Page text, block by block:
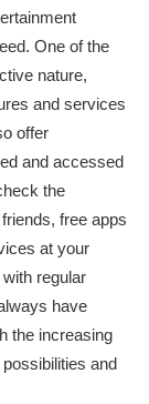
One of the
nature,
and services
offer
and accessed
the
free apps
at your
regular
have
the increasing
and